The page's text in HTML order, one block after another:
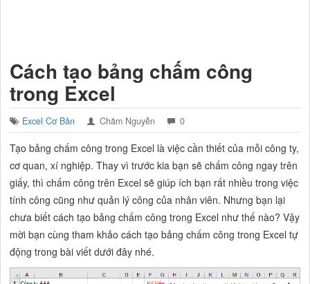
Cách tạo bảng chấm công
trong Excel
Excel Cơ Bản Chăm Nguyễn 0
Tạo bảng chấm công trong Excel là việc cần thiết của mỗi công ty,
cơ quan, xí nghiệp. Thay vì trước kia bạn sẽ chấm công ngay trên
giấy, thì chấm công trên Excel sẽ giúp ích bạn rất nhiều trong việc
tính công cũng như quản lý công của nhân viên. Nhưng bạn lại
chưa biết cách tạo bảng chấm công trong Excel như thế nào? Vậy
mời bạn cùng tham khảo cách tạo bảng chấm công trong Excel tự
động trong bài viết dưới đây nhé.